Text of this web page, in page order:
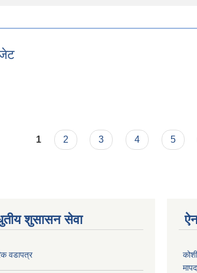
1 2 3 4 5
शुसासन सेवा
वडापत्र